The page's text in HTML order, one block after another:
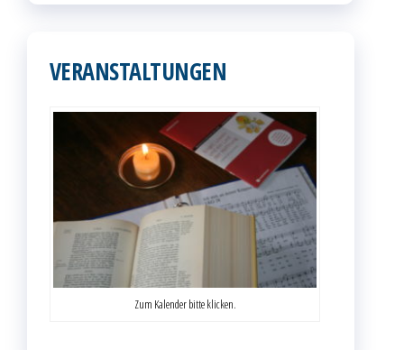
VERANSTALTUNGEN
Zum Kalender bitte klicken.